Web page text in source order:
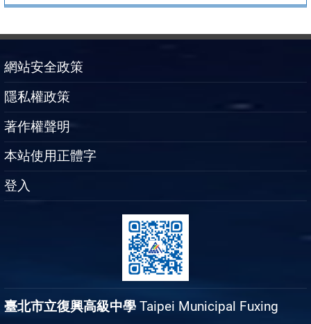
網站安全政策
隱私權政策
著作權聲明
本站使用正體字
登入
臺北市立復興高級中學 Taipei Municipal Fuxing